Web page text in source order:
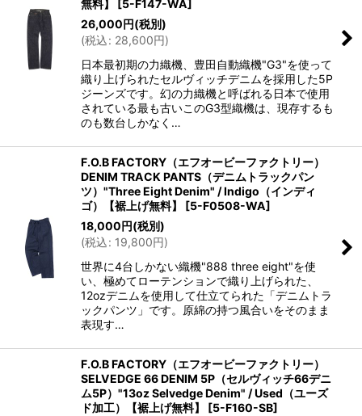
無料】 [5-F147-WA]
26,000 円(税別)
(税込: 28,600円)
日本最初期の力織機、豊田自動織機"G3"を使って
織り上げられたセルヴィッチデニムを採用した5P
ジーンズです。幻の力織機と呼ばれる日本で使用
されている最も古いこのG3型織機は、現存するも
のも数台しかなく…
F.O.B FACTORY（エフオービーファクトリー）
DENIM TRACK PANTS（デニムトラックパン
ツ）"Three Eight Denim" / Indigo（インディ
ゴ）【裾上げ無料】
[5-F0508-WA]
18,000 円(税別)
(税込: 19,800円)
世界に4台しかない織機"888 three eight"を使
い、極めてローテンションで織り上げられた、
12ozデニムを使用して仕立てられた「デニムトラ
ックパンツ」です。原綿の持つ風合いをそのまま
表現す…
F.O.B FACTORY（エフオービーファクトリー）
SELVEDGE 66 DENIM 5P（セルヴィッチ66デニ
ム5P）"13oz Selvedge Denim" / Used（ユーズ
ド加工）【裾上げ無料】
[5-F160-SB]